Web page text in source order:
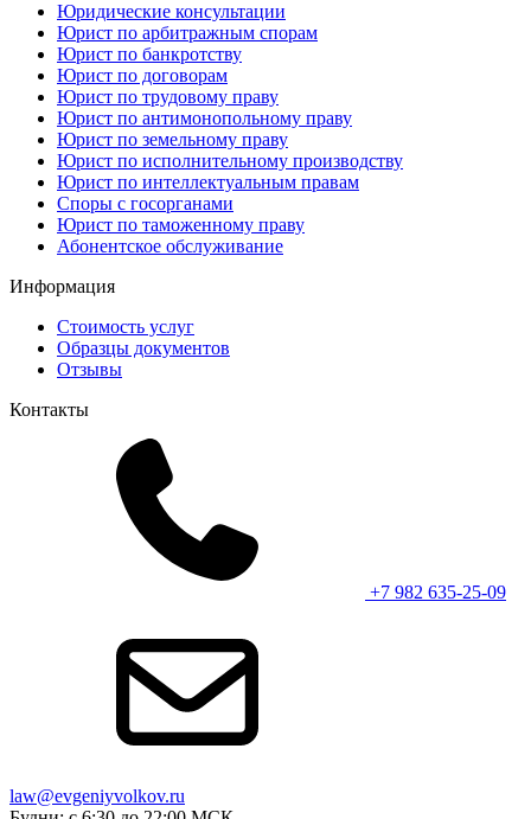
Юридические консультации
Юрист по арбитражным спорам
Юрист по банкротству
Юрист по договорам
Юрист по трудовому праву
Юрист по антимонопольному праву
Юрист по земельному праву
Юрист по исполнительному производству
Юрист по интеллектуальным правам
Споры с госорганами
Юрист по таможенному праву
Абонентское обслуживание
Информация
Стоимость услуг
Образцы документов
Отзывы
Контакты
+7 982 635-25-09
law@evgeniyvolkov.ru